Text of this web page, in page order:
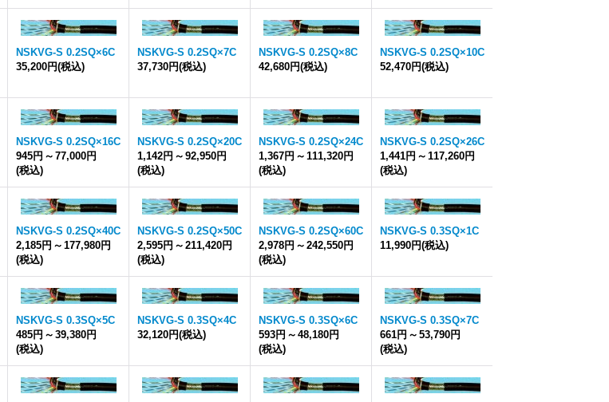
NSKVG-S 0.2SQ×6C
35,200円(税込)
NSKVG-S 0.2SQ×7C
37,730円(税込)
NSKVG-S 0.2SQ×8C
42,680円(税込)
NSKVG-S 0.2SQ×10C
52,470円(税込)
NSKVG-S 0.2SQ×16C
945円 ～ 77,000円
(税込)
NSKVG-S 0.2SQ×20C
1,142円 ～ 92,950円
(税込)
NSKVG-S 0.2SQ×24C
1,367円 ～ 111,320円
(税込)
NSKVG-S 0.2SQ×26C
1,441円 ～ 117,260円
(税込)
NSKVG-S 0.2SQ×40C
2,185円 ～ 177,980円
(税込)
NSKVG-S 0.2SQ×50C
2,595円 ～ 211,420円
(税込)
NSKVG-S 0.2SQ×60C
2,978円 ～ 242,550円
(税込)
NSKVG-S 0.3SQ×1C
11,990円(税込)
NSKVG-S 0.3SQ×5C
485円 ～ 39,380円
(税込)
NSKVG-S 0.3SQ×4C
32,120円(税込)
NSKVG-S 0.3SQ×6C
593円 ～ 48,180円
(税込)
NSKVG-S 0.3SQ×7C
661円 ～ 53,790円
(税込)